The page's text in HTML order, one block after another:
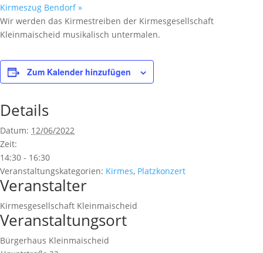
Kirmeszug Bendorf»
Wir werden das Kirmestreiben der Kirmesgesellschaft
Kleinmaischeid musikalisch untermalen.
Zum Kalender hinzufügen
Details
Datum: 12/06/2022
Zeit:
14:30 - 16:30
Veranstaltungskategorien: Kirmes, Platzkonzert
Veranstalter
Kirmesgesellschaft Kleinmaischeid
Veranstaltungsort
Bürgerhaus Kleinmaischeid